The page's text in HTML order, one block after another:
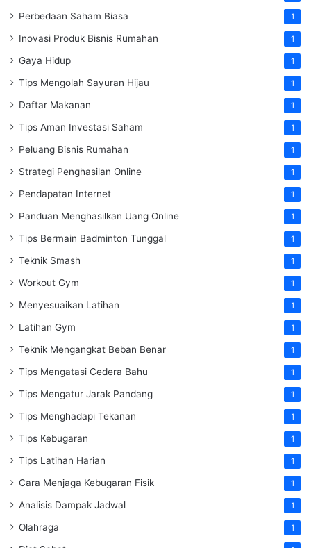
Perbedaan Saham Biasa 1
Inovasi Produk Bisnis Rumahan 1
Gaya Hidup 1
Tips Mengolah Sayuran Hijau 1
Daftar Makanan 1
Tips Aman Investasi Saham 1
Peluang Bisnis Rumahan 1
Strategi Penghasilan Online 1
Pendapatan Internet 1
Panduan Menghasilkan Uang Online 1
Tips Bermain Badminton Tunggal 1
Teknik Smash 1
Workout Gym 1
Menyesuaikan Latihan 1
Latihan Gym 1
Teknik Mengangkat Beban Benar 1
Tips Mengatasi Cedera Bahu 1
Tips Mengatur Jarak Pandang 1
Tips Menghadapi Tekanan 1
Tips Kebugaran 1
Tips Latihan Harian 1
Cara Menjaga Kebugaran Fisik 1
Analisis Dampak Jadwal 1
Olahraga 1